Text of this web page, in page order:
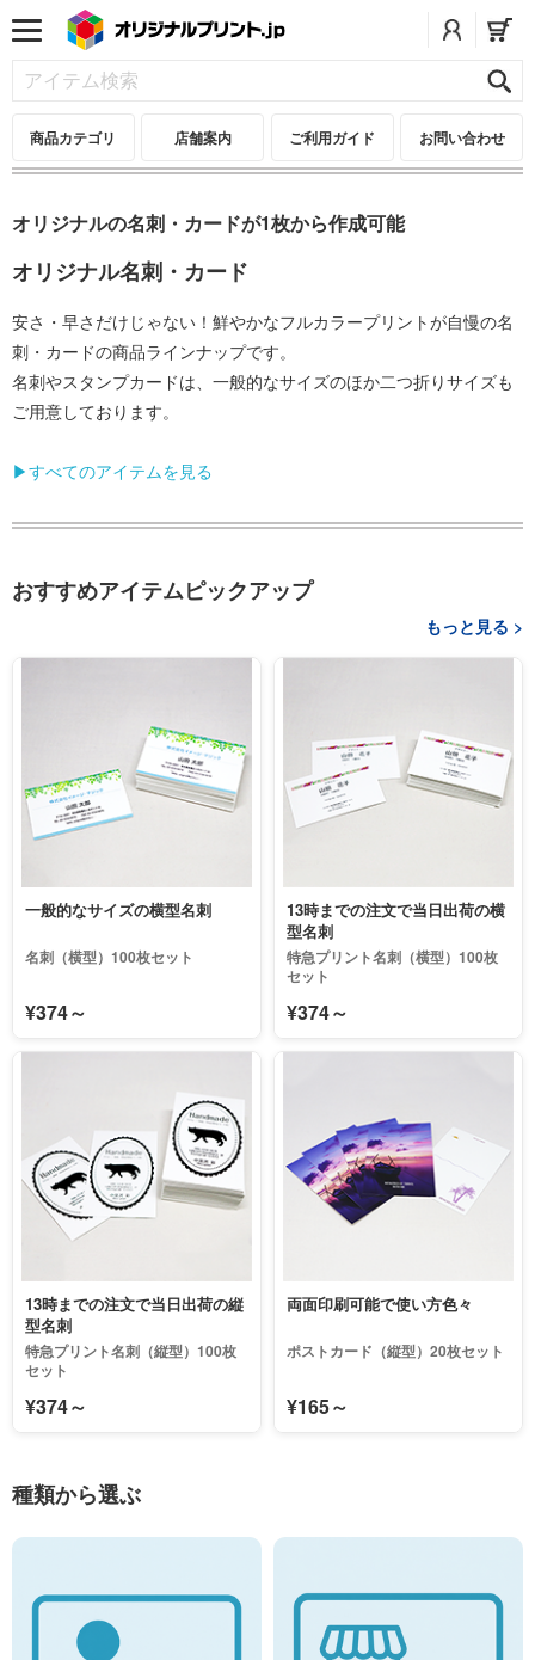
商品カテゴリ 店舗案内 ご利用ガイド お問い合わせ
オリジナルの名刺・カードが1枚から作成可能
オリジナル名刺・カード
安さ・早さだけじゃない！鮮やかなフルカラープリントが自慢の名
刺・カードの商品ラインナップです。
名刺やスタンプカードは、一般的なサイズのほか二つ折りサイズも
ご用意しております。
▶すべてのアイテムを見る
おすすめアイテムピックアップ
もっと見る >
一般的なサイズの横型名刺
名刺（横型）100枚セット
¥374～
13時までの注文で当日出荷の横
型名刺
特急プリント名刺（横型）100枚
セット
¥374～
13時までの注文で当日出荷の縦
型名刺
特急プリント名刺（縦型）100枚
セット
¥374～
両面印刷可能で使い方色々
ポストカード（縦型）20枚セット
¥165～
種類から選ぶ